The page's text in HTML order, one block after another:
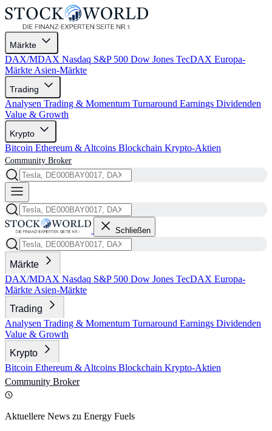
Märkte
DAX/MDAX Nasdaq S&P 500 Dow Jones TecDAX Europa-
Märkte Asien-Märkte
Trading
Analysen Trading & Momentum Turnaround Earnings Dividenden
Value & Growth
Krypto
Bitcoin Ethereum & Altcoins Blockchain Krypto-Aktien
Community Broker
Schließen
Märkte
DAX/MDAX Nasdaq S&P 500 Dow Jones TecDAX Europa-
Märkte Asien-Märkte
Trading
Analysen Trading & Momentum Turnaround Earnings Dividenden
Value & Growth
Krypto
Bitcoin Ethereum & Altcoins Blockchain Krypto-Aktien
Community Broker
Aktuellere News zu Energy Fuels